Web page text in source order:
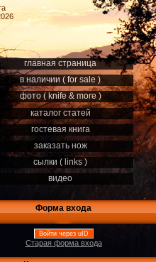
главная страница
в наличии ( for sale )
фото ( knife & more )
каталог статей
гостевая книга
заказать нож
сылки ( links )
видео
Форма входа
Войти через uID
Старая форма входа